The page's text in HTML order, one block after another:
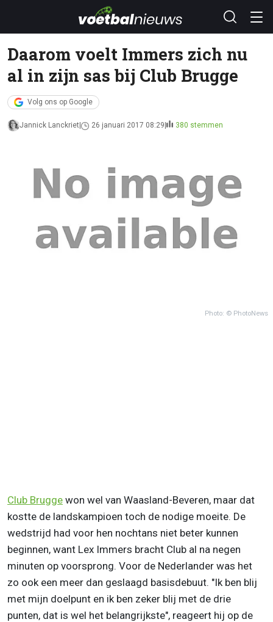
Daarom voelt Immers zich nu
al in zijn sas bij Club Brugge
Volg ons op Google
Jannick Lanckriet 26 januari 2017 08:29 380 stemmen
Photo: © PhotoNews
Club Brugge won wel van Waasland-Beveren, maar dat
kostte de landskampioen toch de nodige moeite. De
wedstrijd had voor hen nochtans niet beter kunnen
beginnen, want Lex Immers bracht Club al na negen
minuten op voorsprong. Voor de Nederlander was het
zo ook een meer dan geslaagd basisdebuut. "Ik ben blij
met mijn doelpunt en ik ben zeker blij met de drie
punten, dat is wel het belangrijkste", reageert hij op de